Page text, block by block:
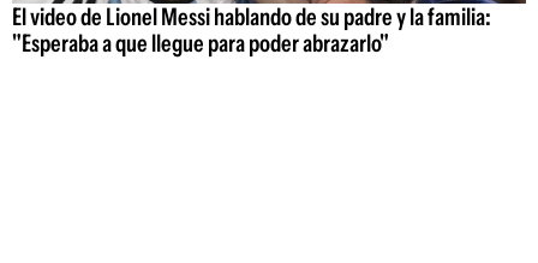
El video de Lionel Messi hablando de su padre y la familia:
"Esperaba a que llegue para poder abrazarlo"